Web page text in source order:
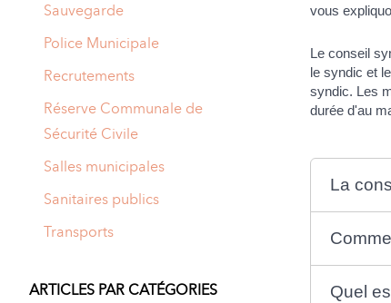
vous
Le conseil
le syndic et
syndic. Les
durée d'au
La
Quel
Sauvegarde
Police Municipale
Recrutements
Réserve Communale de
Sécurité Civile
Salles municipales
Sanitaires publics
Transports
ARTICLES PAR CATÉGORIES